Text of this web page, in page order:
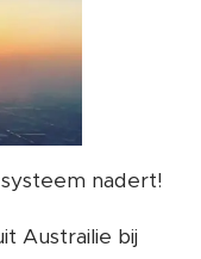
nadert!
Austrailie bij